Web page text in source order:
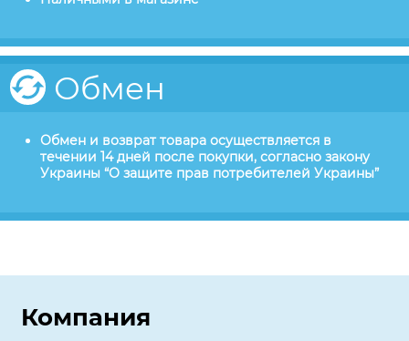
Обмен
Обмен и возврат товара осуществляется в
течении 14 дней после покупки, согласно закону
Украины “О защите прав потребителей Украины”
Компания